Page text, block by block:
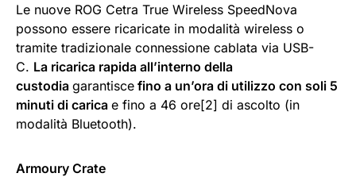
Le nuove ROG Cetra True Wireless SpeedNova
possono essere ricaricate in modalità wireless o
tramite tradizionale connessione cablata via USB-
C. La ricarica rapida all’interno della
custodia garantisce fino a un’ora di utilizzo con soli 5
minuti di carica e fino a 46 ore[2] di ascolto (in
modalità Bluetooth).
Armoury Crate